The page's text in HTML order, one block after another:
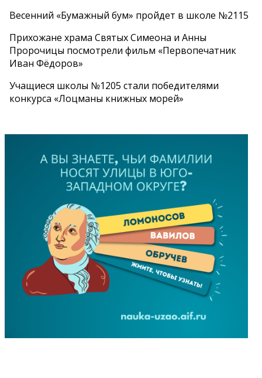
Весенний «Бумажный бум» пройдет в школе №2115
Прихожане храма Святых Симеона и Анны
Пророчицы посмотрели фильм «Первопечатник
Иван Фёдоров»
Учащиеся школы №1205 стали победителями
конкурса «Лоцманы книжных морей»